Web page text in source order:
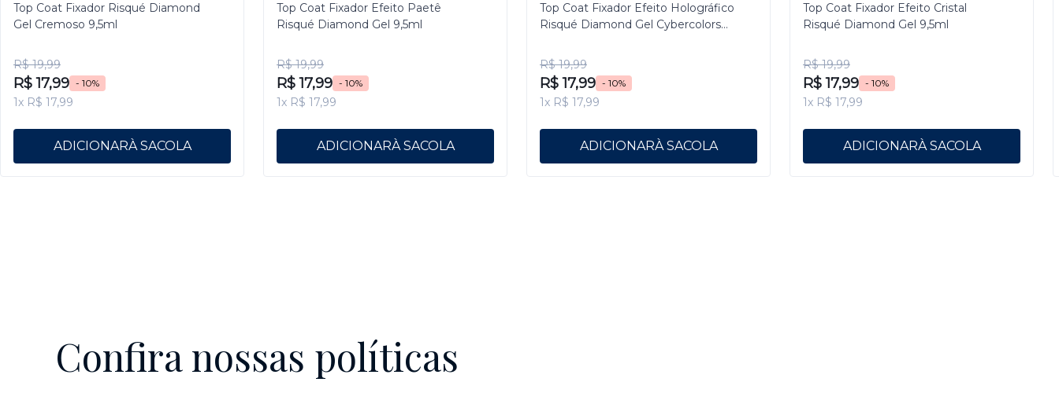
Top Coat Fixador Risqué Diamond
Gel Cremoso 9,5ml
R$ 19,99
R$ 17,99 - 10%
1x R$ 17,99
ADICIONAR
Top Coat Fixador Efeito Paetê
Risqué Diamond Gel 9,5ml
R$ 19,99
R$ 17,99 - 10%
1x R$ 17,99
ADICIONAR
Top Coat Fixador Efeito Holográfico
Risqué Diamond Gel Cybercolors
R$ 19,99
R$ 17,99 - 10%
1x R$ 17,99
ADICIONAR
Top Coat Fixador Efeito Cristal
Risqué Diamond Gel 9,5ml
R$ 19,99
R$ 17,99 - 10%
1x R$ 17,99
ADICIONAR
Confira nossas políticas